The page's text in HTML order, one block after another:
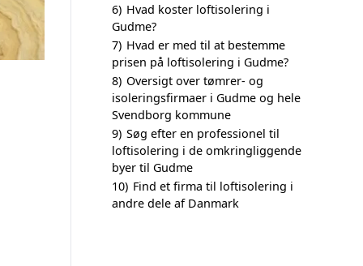
6) Hvad koster loftisolering i
Gudme?
7) Hvad er med til at bestemme
prisen på loftisolering i Gudme?
8) Oversigt over tømrer- og
isoleringsfirmaer i Gudme og hele
Svendborg kommune
9) Søg efter en professionel til
loftisolering i de omkringliggende
byer til Gudme
10) Find et firma til loftisolering i
andre dele af Danmark